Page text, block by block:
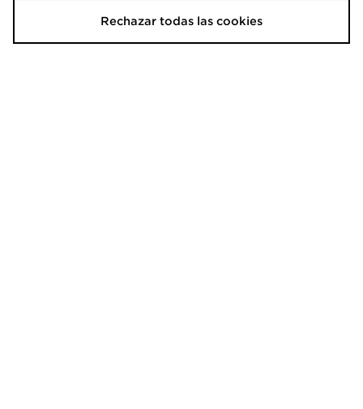
Rechazar todas las cookies